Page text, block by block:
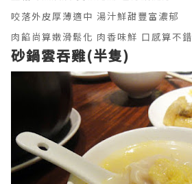
咬落外皮厚薄適中 湯汁鮮甜豐富濃郁
肉餡尚算嫩滑鬆化 肉香味鮮 口感算不錯
砂鍋雲吞雞(半隻)